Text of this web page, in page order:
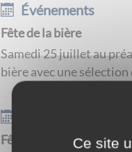
Événements
Fête de la bière
Samedi 25 juillet au
bière avec une
Fête patronale de la
Ce site